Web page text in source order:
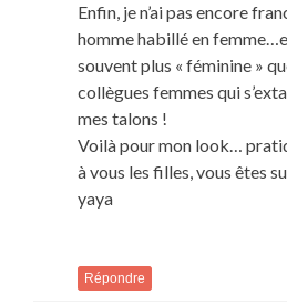
Enfin, je n’ai pas encore
homme habillé en
souvent plus « féminine »
collègues femmes qui
mes talons !
Voilà pour mon look…
à vous les filles, vous êtes
yaya
Répondre